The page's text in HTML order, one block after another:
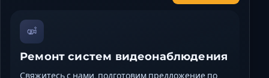
Ремонт систем видеонаблюдения
Свяжитесь с нами, подготовим предложение по